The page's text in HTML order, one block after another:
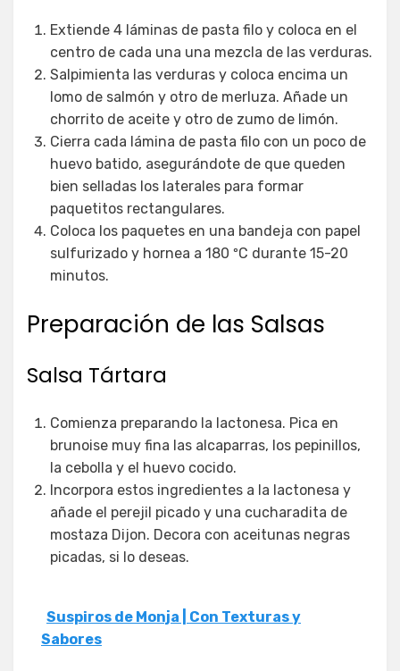
Extiende 4 láminas de pasta filo y coloca en el
centro de cada una una mezcla de las verduras.
Salpimienta las verduras y coloca encima un
lomo de salmón y otro de merluza. Añade un
chorrito de aceite y otro de zumo de limón.
Cierra cada lámina de pasta filo con un poco de
huevo batido, asegurándote de que queden
bien selladas los laterales para formar
paquetitos rectangulares.
Coloca los paquetes en una bandeja con papel
sulfurizado y hornea a 180 ºC durante 15-20
minutos.
Preparación de las Salsas
Salsa Tártara
Comienza preparando la lactonesa. Pica en
brunoise muy fina las alcaparras, los pepinillos,
la cebolla y el huevo cocido.
Incorpora estos ingredientes a la lactonesa y
añade el perejil picado y una cucharadita de
mostaza Dijon. Decora con aceitunas negras
picadas, si lo deseas.
Suspiros de Monja | Con Texturas y
Sabores